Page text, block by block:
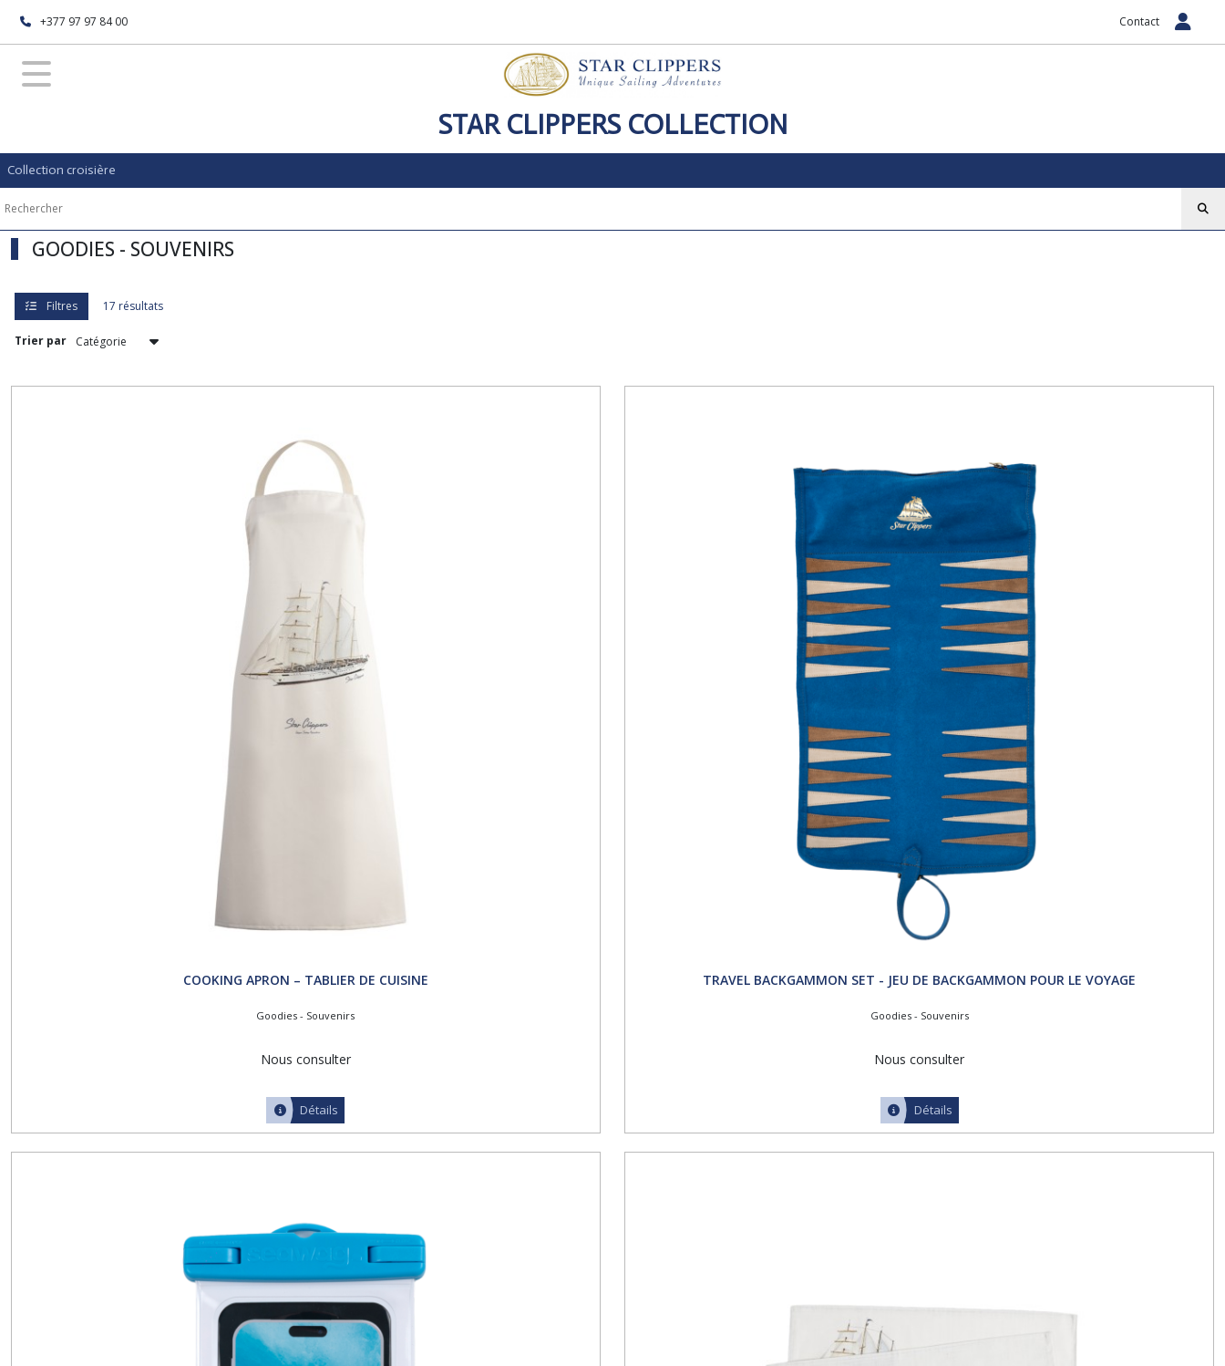
+377 97 97 84 00 Contact
STAR CLIPPERS COLLECTION
Collection croisière
GOODIES - SOUVENIRS
Filtres 17 résultats
Trier par
COOKING APRON – TABLIER DE CUISINE
Goodies - Souvenirs
Nous consulter
Détails
TRAVEL BACKGAMMON SET - JEU DE BACKGAMMON POUR LE VOYAGE
Goodies - Souvenirs
Nous consulter
Détails
Fermer
FILTRES
GOODIES
-
SOUVENIRS
Afficher
résultats